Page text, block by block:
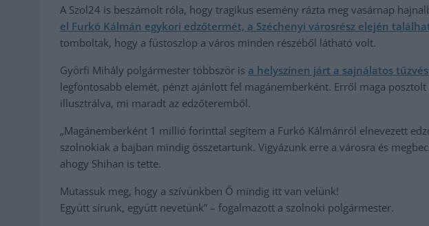
A Szol24 is beszámolt róla, hogy tragikus esemény rázta meg vasárnap
el Furkó Kálmán egykori edzőtermét, a Széchenyi városrész elején
tomboltak, hogy a füstoszlop a város minden részéből látható volt.
Györfi Mihály polgármester többször is a helyszínen járt a sajnálatos
legfontosabb elemét, pénzt ajánlott fel magánemberként. Erről maga
illusztrálva, mi maradt az edzőteremből.
„Magánemberként 1 millió forinttal segítem a Furkó Kálmánról elnevezett
szolnokiak a bajban mindig összetartunk. Vigyázunk erre a városra és
ahogy Shihan is tette.
Mutassuk meg, hogy a szívünkben Ő mindig itt van velünk!
Együtt sírunk, együtt nevetünk” – fogalmazott a szolnoki polgármester.